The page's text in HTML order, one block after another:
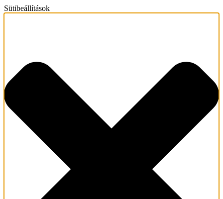
Sütibeállítások